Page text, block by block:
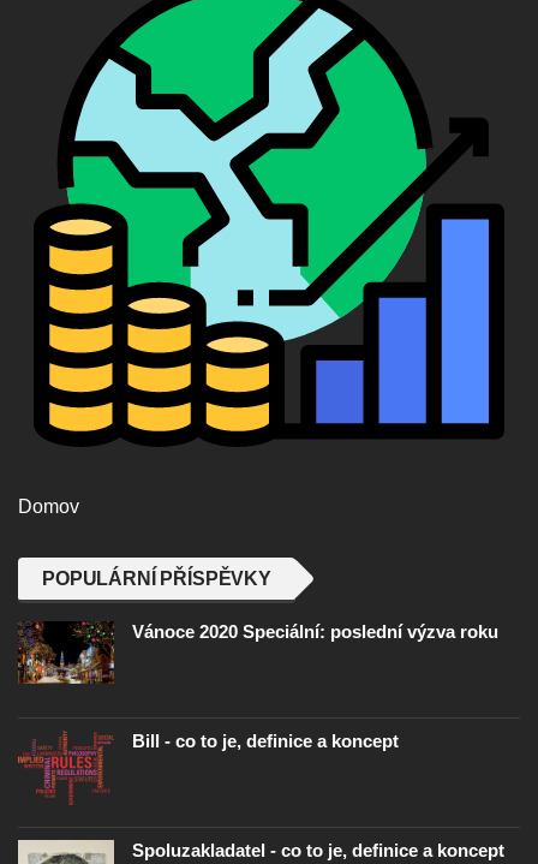
Domov
POPULÁRNÍ PŘÍSPĚVKY
Vánoce 2020 Speciální: poslední výzva roku
Bill - co to je, definice a koncept
Spoluzakladatel - co to je, definice a koncept